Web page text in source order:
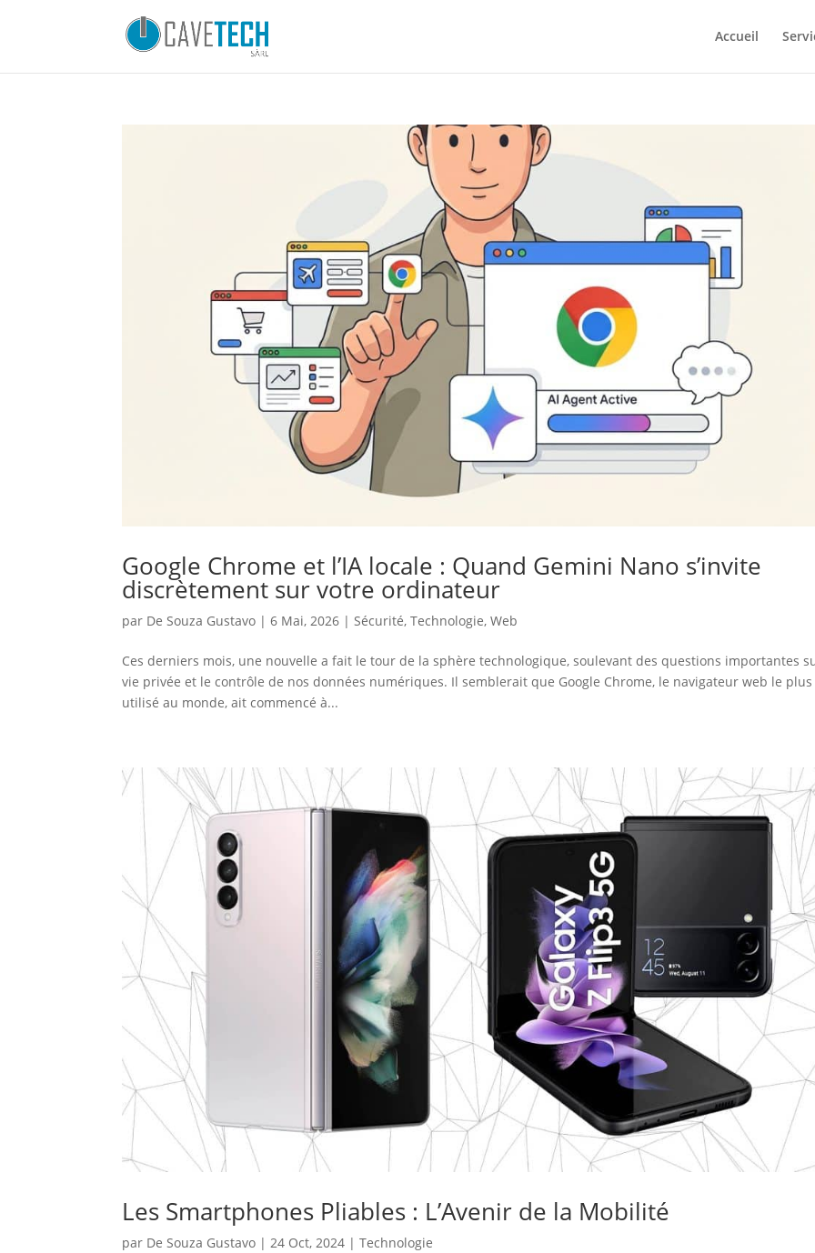
Accueil
Google Chrome et l’IA locale : Quand Gemini Nano s’invite
discrètement sur votre ordinateur
par De Souza Gustavo |6 Mai, 2026 |Sécurité,Technologie,Web
Ces derniers mois, une nouvelle a fait le tour de la sphère technologique, soulevant des questions importantes
vie privée et le contrôle de nos données numériques. Il semblerait que Google Chrome, le navigateur web le plus
utilisé au monde, ait commencé à...
Les Smartphones Pliables : L’Avenir de la Mobilité
par De Souza Gustavo |24 Oct, 2024 |Technologie